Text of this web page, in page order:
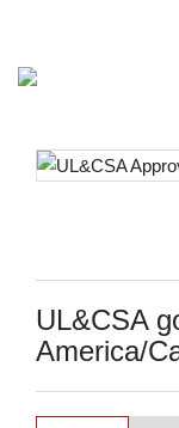
UL&CSA
America/